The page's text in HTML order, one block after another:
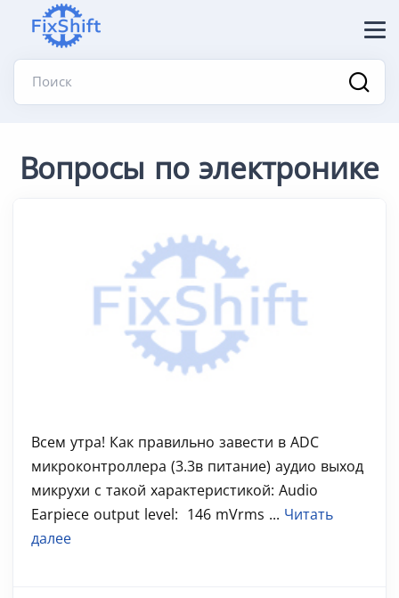
Поиск
Вопросы по электронике
Всем утра! Как правильно завести в ADC
микроконтроллера (3.3в питание) аудио выход
микрухи с такой характеристикой: Audio
Earpiece output level: 146 mVrms ... Читать
далее